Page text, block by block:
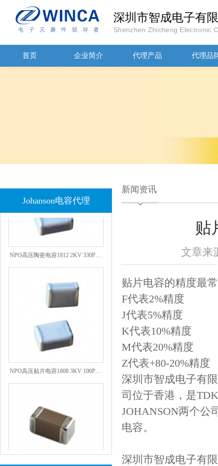
深圳市智成电子有
Shenzhen Zhicheng Electronic
首页 企业简介 代理产品 代理品
Johanson电容代理
JOHANOSN高压贴片电容1206/NPO/1000V/220PF/J档封装
新闻资讯
贴
文章来
贴片电容的精度最
F代表2%精度
J代表5%精度
K代表10%精度
M代表20%精度
Z代表+80-20%精度
深圳市智成电子有
司位于香港，是
JOHANSON两个公
电容。
深圳市智成电子有